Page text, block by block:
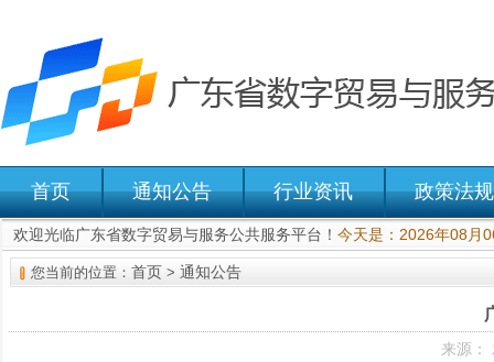
首页 通知公告 行业资讯 政策法规
欢迎光临广东省数字贸易与服务公共服务平台！ 今天是：2026年08月
您当前的位置： 首页 > 通知公告
来源：